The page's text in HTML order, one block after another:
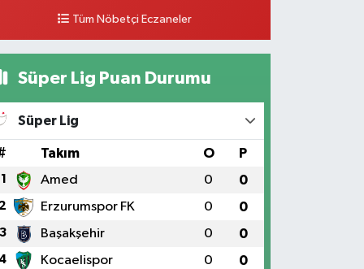
0 (328) 802 58 00 Yol Tarifi Al
Tüm Nöbetçi Eczaneler
Süper Lig Puan Durumu
Süper Lig
Takım O P
1 Amed 0 0
2 Erzurumspor FK 0 0
3 Başakşehir 0 0
4 Kocaelispor 0 0